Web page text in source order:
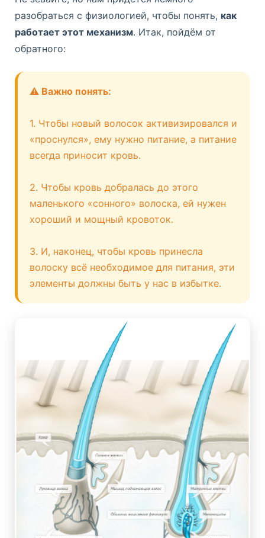
кончики волос, избегая корней,
чтобы не перегружать волосы.
7. Завершающее ополаскивание
гладкими и блестящими.
Твой уход за волосами:
0%
И последнее: не стоит мыть голову
слишком горячей водой или тереть
волосы полотенцем. Волосы любят
бережное отношение! ❤
разобраться с физиологией, чтобы понять, как
работает этот механизм. Итак, пойдём от
обратного:
⚠ Важно понять:
1. Чтобы новый волосок активизировался и
«проснулся», ему нужно питание, а питание
всегда приносит кровь.
2. Чтобы кровь добралась до этого
маленького «сонного» волоска, ей нужен
хороший и мощный кровоток.
3. И, наконец, чтобы кровь принесла
волоску всё необходимое для питания, эти
элементы должны быть у нас в избытке.